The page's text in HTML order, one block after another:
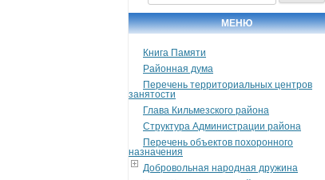
МЕНЮ
Книга Памяти
Районная дума
Перечень территориальных центров
занятости
Глава Кильмезского района
Структура Администрации района
Перечень объектов похоронного
назначения
Добровольная народная дружина